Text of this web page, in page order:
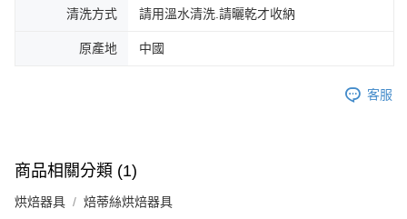
清洗方式 請用溫水清洗.請曬乾才收納
原產地 中國
客服
商品相關分類 (1)
烘焙器具 焙蒂絲烘焙器具